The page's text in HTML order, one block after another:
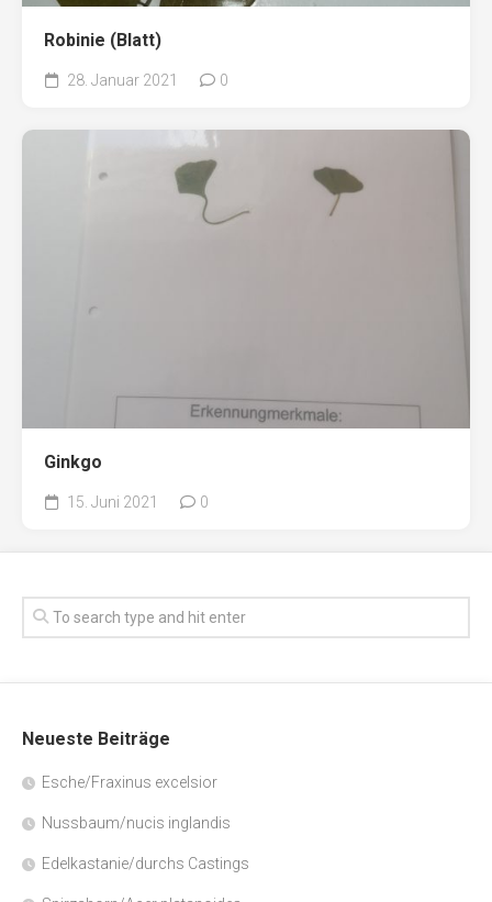
Robinie (Blatt)
28. Januar 2021 0
Ginkgo
15. Juni 2021 0
Neueste Beiträge
Esche/Fraxinus excelsior
Nussbaum/nucis inglandis
Edelkastanie/durchs Castings